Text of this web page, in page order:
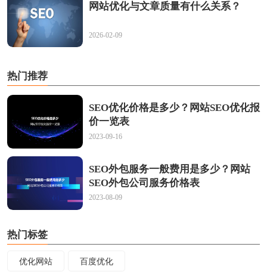
网站优化与文章质量有什么关系？
2026-02-09
热门推荐
SEO优化价格是多少？网站SEO优化报
价一览表
2023-09-16
SEO外包服务一般费用是多少？网站
SEO外包公司服务价格表
2023-08-09
热门标签
优化网站 百度优化